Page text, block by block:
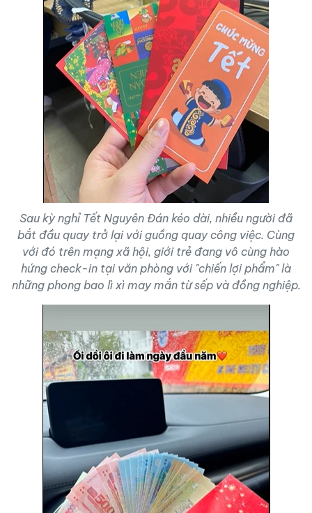
Sau kỳ nghỉ Tết Nguyên Đán kéo dài, nhiều người đã
bắt đầu quay trở lại với guồng quay công việc. Cùng
với đó trên mạng xã hội, giới trẻ đang vô cùng hào
hứng check-in tại văn phòng với "chiến lợi phẩm" là
những phong bao lì xì may mắn từ sếp và đồng nghiệp.